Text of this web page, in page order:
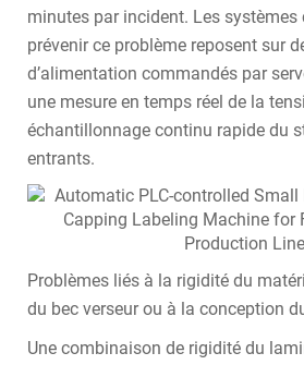
minutes par incident. Les systèmes
prévenir ce problème reposent sur
d’alimentation commandés par
une mesure en temps réel de la
échantillonnage continu rapide du
entrants.
Problèmes liés à la rigidité du
du bec verseur ou à la conception
Une combinaison de rigidité du